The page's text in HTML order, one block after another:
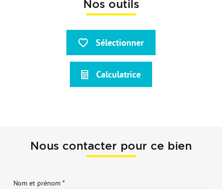
Nos outils
Sélectionner
Calculatrice
Nous contacter pour ce bien
Nom et prénom *